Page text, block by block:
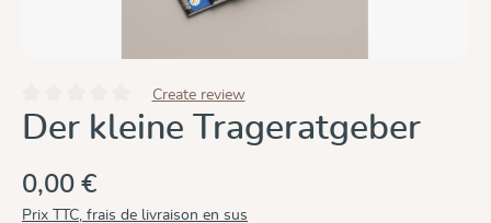
Note moyenne de 0 sur 5 étoiles
Create review
Der kleine Trageratgeber
0,00 €
Prix TTC, frais de livraison en sus